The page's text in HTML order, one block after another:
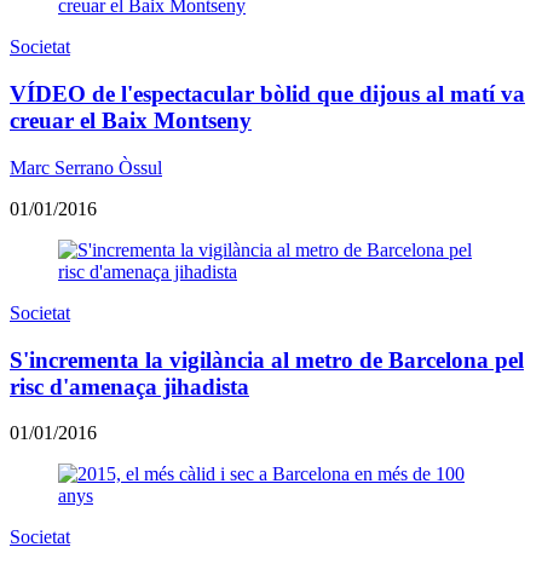
Societat
VÍDEO de l'espectacular bòlid que dijous al matí va
creuar el Baix Montseny
Marc Serrano Òssul
01/01/2016
Societat
S'incrementa la vigilància al metro de Barcelona pel
risc d'amenaça jihadista
01/01/2016
Societat